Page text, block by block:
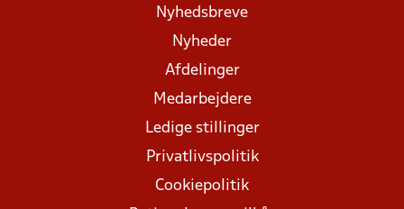
Nyhedsbreve
Nyheder
Afdelinger
Medarbejdere
Ledige stillinger
Privatlivspolitik
Cookiepolitik